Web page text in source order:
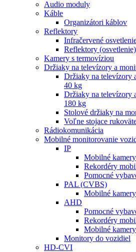
Audio moduly
Káble
Organizátori káblov
Reflektory
Infračervené
Reflektory
Kamery s termovíziou
Držiaky na televízory a
Držiaky na televízory
40 kg
Držiaky na televízory
180 kg
Stolové držiaky na
Voľne stojace
Rádiokomunikácia
Mobilné monitorovanie
IP
Mobilné kamery
Rekordéry
Pomocné
PAL (CVBS)
Mobilné kamery
AHD
Pomocné
Rekordéry
Mobilné kamery
Monitory do vozidiel
HD-CVI